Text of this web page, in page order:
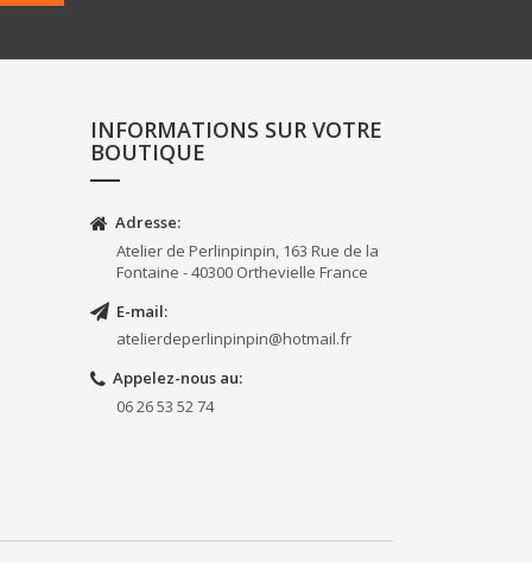
INFORMATIONS SUR VOTRE
BOUTIQUE
Adresse:
Atelier de Perlinpinpin, 163 Rue de la
Fontaine - 40300 Orthevielle France
E-mail:
atelierdeperlinpinpin@hotmail.fr
Appelez-nous au:
06 26 53 52 74